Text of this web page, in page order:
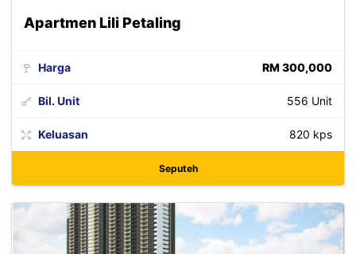
Apartmen Lili Petaling
Harga RM 300,000
Bil. Unit 556 Unit
Keluasan 820 kps
Seputeh